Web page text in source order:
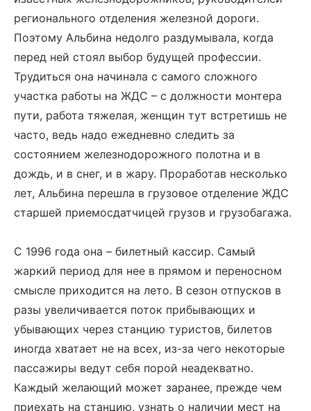
регионального отделения железной дороги.
Поэтому Альбина недолго раздумывала, когда
перед ней стоял выбор будущей профессии.
Трудиться она начинала с самого сложного
участка работы на ЖДС – с должности монтера
пути, работа тяжелая, женщин тут встретишь не
часто, ведь надо ежедневно следить за
состоянием железнодорожного полотна и в
дождь, и в снег, и в жару. Проработав несколько
лет, Альбина перешла в грузовое отделение ЖДС
старшей приемосдатчицей грузов и грузобагажа.
С 1996 года она – билетный кассир. Самый
жаркий период для нее в прямом и переносном
смысле приходится на лето. В сезон отпусков в
разы увеличивается поток прибывающих и
убывающих через станцию туристов, билетов
иногда хватает не на всех, из-за чего некоторые
пассажиры ведут себя порой неадекватно.
Каждый желающий может заранее, прежде чем
приехать на станцию, узнать о наличии мест на